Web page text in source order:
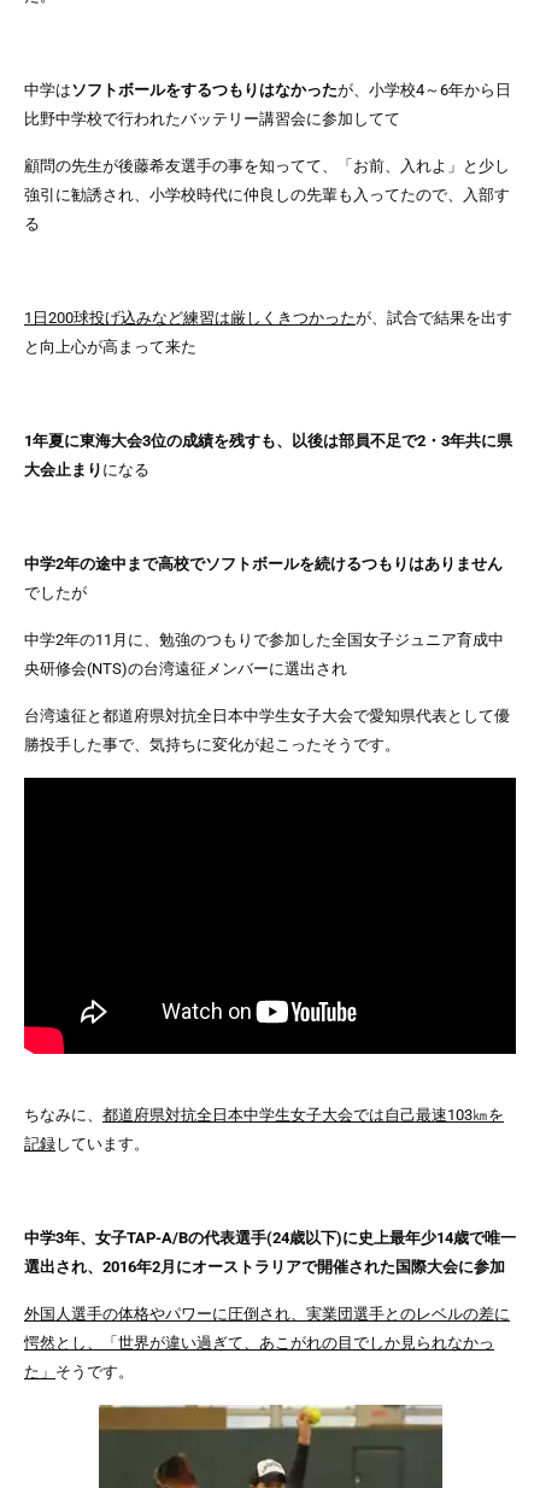
中学はソフトボールをするつもりはなかったが、 小学校4～6年から日
比野中学校で行われたバッテリー講習会に参加 してて
顧問の先生が後藤希友選手の事を知ってて、「お前、入れよ」と少し
強引に勧誘され、小学校時代に仲良しの先輩も入ってたので、入部す
る
1日200球投げ込みなど練習は厳しくきつかったが、試合で結果を出す
と向上心が高まって来た
1年夏に東海大会3位の成績を残すも、以後は部員不足で2・3年共に県
大会止まり になる
中学2年の途中まで高校でソフトボールを続けるつもりはありません
でしたが
中学2年の11月に、勉強のつもりで参加した全国女子ジュニア育成中
央研修会(NTS)の台湾遠征メンバーに選出 され
台湾遠征と都道府県対抗全日本中学生女子大会で愛知県代表として優
勝投手した事で、気持ちに変化が起こったそうです。
ちなみに、 都道府県対抗全日本中学生女子大会では自己最速103㎞を
記録しています。
中学3年、女子TAP-A/Bの代表選手(24歳以下)に史上最年少14歳で唯一
選出され、2016年2月にオーストラリアで開催された国際大会に参加
外国人選手の体格やパワーに圧倒され、実業団選手とのレベルの差に
愕然とし、「世界が違い過ぎて、あこがれの目でしか見られなかっ
た」 そうです。